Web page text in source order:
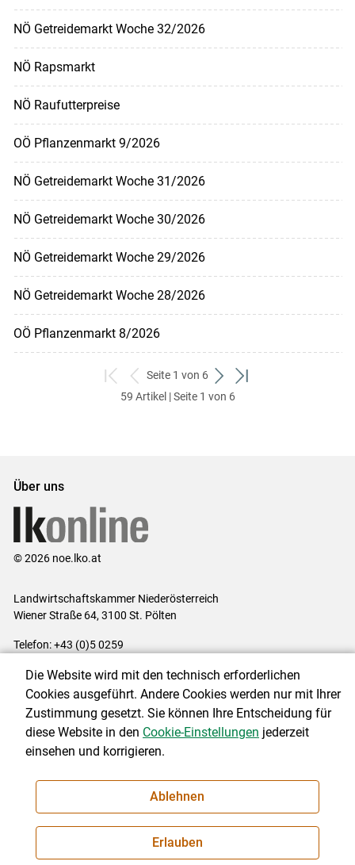
NÖ Getreidemarkt Woche 32/2026
NÖ Rapsmarkt
NÖ Raufutterpreise
OÖ Pflanzenmarkt 9/2026
NÖ Getreidemarkt Woche 31/2026
NÖ Getreidemarkt Woche 30/2026
NÖ Getreidemarkt Woche 29/2026
NÖ Getreidemarkt Woche 28/2026
OÖ Pflanzenmarkt 8/2026
zum
ersten
zurück
zum
Seite 1 von 6
weiter
zum
zum
59 Artikel | Seite 1 von 6
Über uns
© 2026 noe.lko.at
Landwirtschaftskammer Niederösterreich
Wiener Straße 64, 3100 St. Pölten
Telefon: +43 (0)5 0259
Impressum|Kontakt|Datenschutzerklärung|Barrierefreiheit|
Cookie-Einstellungen
NEWSLETTER
Die Website wird mit den technisch erforderlichen
Cookies ausgeführt. Andere Cookies werden nur mit Ihrer
Zustimmung gesetzt. Sie können Ihre Entscheidung für
diese Website in den Cookie-Einstellungen jederzeit
einsehen und korrigieren.
Ablehnen
Erlauben